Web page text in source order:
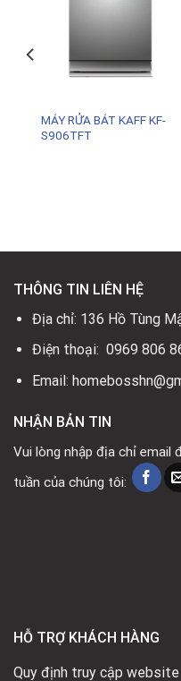
MÁY RỬA BÁT KAFF KF-
S906TFT
THÔNG TIN LIÊN HỆ
Địa chỉ: 136 Hồ Tùng
Điện thoại: 0969 806
Email:
NHẬN BẢN TIN
Vui lòng nhập địa chỉ email
tuần của chúng tôi:
HỖ TRỢ KHÁCH HÀNG
Quy định truy cập website